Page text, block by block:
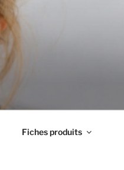
Fiches produits